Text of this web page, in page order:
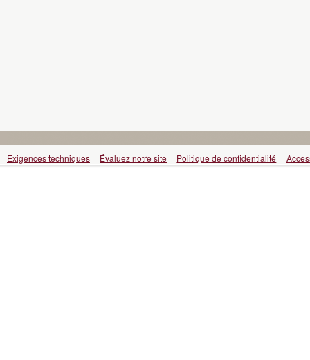
Exigences techniques Évaluez notre site Politique de confidentialité